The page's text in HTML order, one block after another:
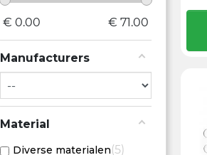
€ 0.00 € 71.00
Manufacturers
Material
Diverse materialen 5